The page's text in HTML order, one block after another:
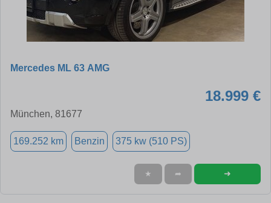
Mercedes ML 63 AMG
18.999 €
München, 81677
169.252 km Benzin 375 kw (510 PS)
★ ➦ ➜